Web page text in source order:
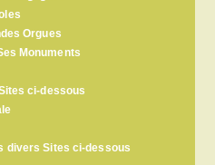
Orgues
Monuments
ci-dessous
divers Sites ci-dessous